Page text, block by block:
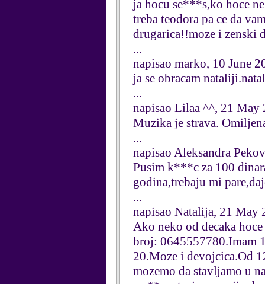
ja hocu se***s,ko hoce
treba teodora pa ce da
drugarica!!moze i
...
napisao marko, 10 June
ja se obracam
...
napisao Lilaa ^^, 21 May
Muzika je strava.
...
napisao Aleksandra
Pusim k***c za 100
godina,trebaju mi
...
napisao Natalija, 21 May
Ako neko od decaka
broj: 0645557780.Imam
20.Moze i devojcica.Od
mozemo da stavljamo u